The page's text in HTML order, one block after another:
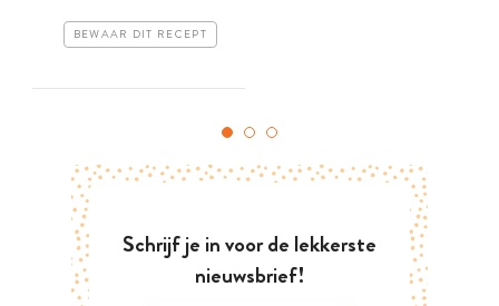
BEWAAR DIT RECEPT
Schrijf je in voor de lekkerste
nieuwsbrief!